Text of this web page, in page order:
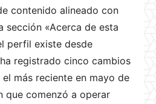
contenido alineado con
sección «Acerca de esta
perfil existe desde
registrado cinco cambios
más reciente en mayo de
que comenzó a operar